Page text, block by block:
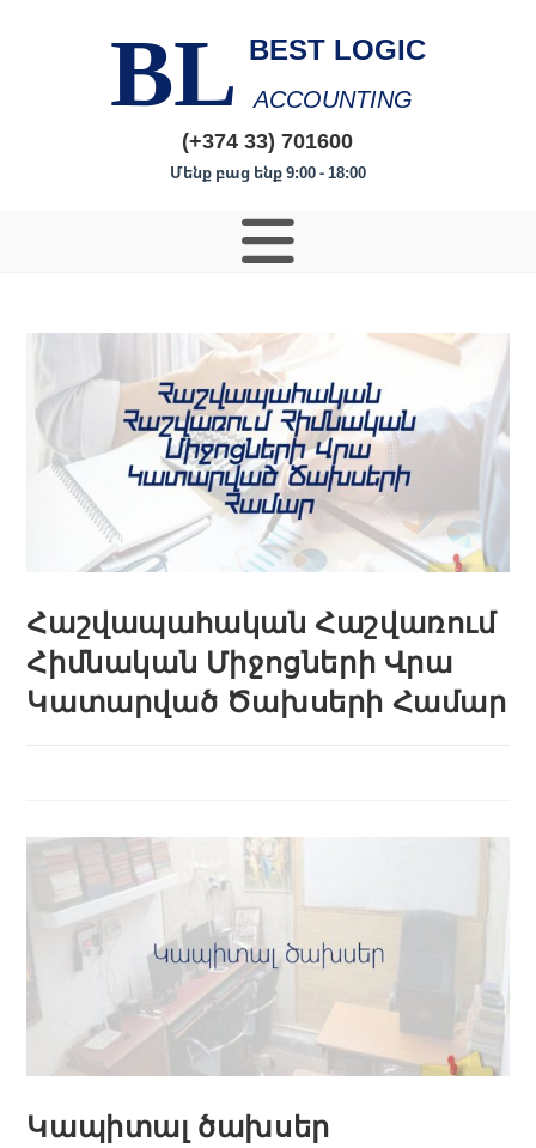
BL BEST LOGIC
ACCOUNTING
(+374 33) 701600
Մենք բաց ենք 9:00 - 18:00
Հաշվապահական Հաշվառում
Հիմնական Միջոցների Վրա
Կատարված Ծախսերի Համար
Կապիտալ ծախսեր